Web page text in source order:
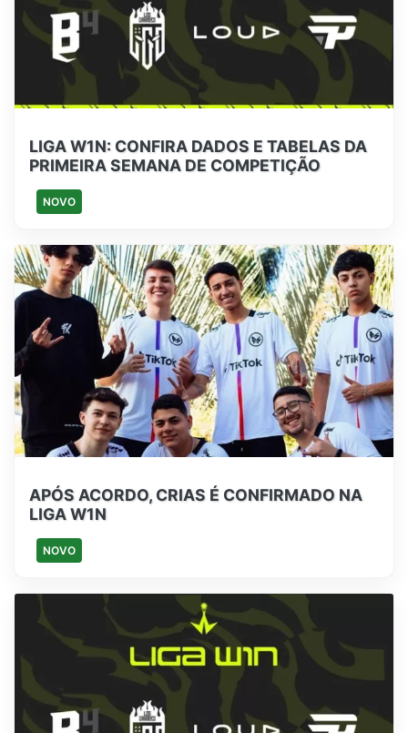
LIGA W1N: CONFIRA DADOS E TABELAS DA
PRIMEIRA SEMANA DE COMPETIÇÃO
NOVO
APÓS ACORDO, CRIAS É CONFIRMADO NA
LIGA W1N
NOVO